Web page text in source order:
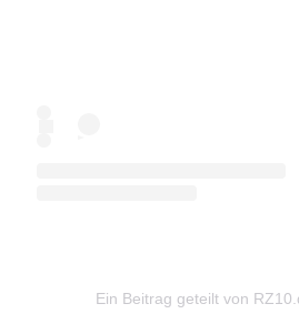
Ein Beitrag geteilt von